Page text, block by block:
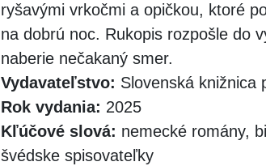
ryšavými vrkočmi a opičkou, ktoré
na dobrú noc. Rukopis rozpošle do
naberie nečakaný smer.
Vydavateľstvo: Slovenská knižnica
Rok vydania: 2025
Kľúčové slová: nemecké romány,
švédske spisovateľky